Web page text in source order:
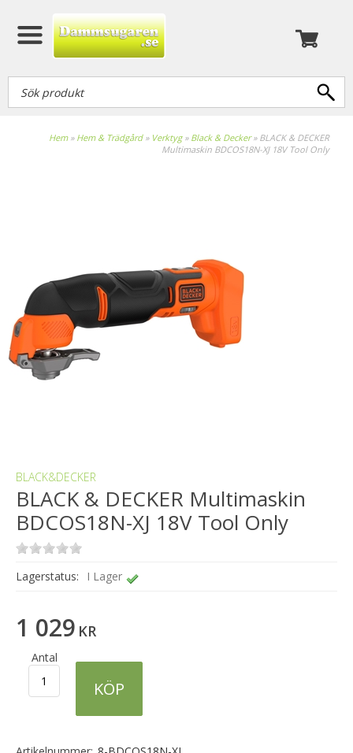
Hem» Hem & Trädgård» Verktyg» Black & Decker» BLACK & DECKER
Multimaskin BDCOS18N-XJ 18V Tool Only
BLACK&DECKER
BLACK & DECKER Multimaskin
BDCOS18N-XJ 18V Tool Only
Lagerstatus: I Lager
1 029 KR
Antal
KÖP